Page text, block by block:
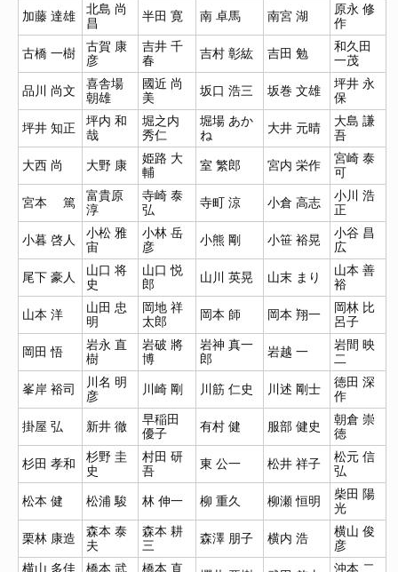
加藤 達雄
北島 尚
昌
半田 寛 南 卓馬 南宮 湖
原永 修
作
古橋 一樹
古賀 康
彦
吉井 千
春
吉村 彰紘 吉田 勉
和久田
一茂
品川 尚文
喜舎場
朝雄
國近 尚
美
坂口 浩三 坂巻 文雄
坪井 永
保
坪井 知正
坪内 和
哉
堀之内
秀仁
堀場 あか
ね
大井 元晴
大島 謙
吾
大西 尚
大野 康
姫路 大
輔
室 繁郎 宮内 栄作
宮崎 泰
可
宮本 篤
富貴原
淳
寺崎 泰
弘
寺町 涼 小倉 高志
小川 浩
正
小暮 啓人
小松 雅
宙
小林 岳
彦
小熊 剛 小笹 裕晃
小谷 昌
広
尾下 豪人
山口 将
史
山口 悦
郎
山川 英晃 山末 まり
山本 善
裕
山本 洋
山田 忠
明
岡地 祥
太郎
岡本 師 岡本 翔一
岡林 比
呂子
岡田 悟
岩永 直
樹
岩破 將
博
岩神 真一
郎
岩越 一
岩間 映
二
峯岸 裕司
川名 明
彦
川崎 剛 川筋 仁史 川述 剛士
徳田 深
作
掛屋 弘
新井 徹
早稲田
優子
有村 健 服部 健史
朝倉 崇
徳
杉田 孝和
杉野 圭
史
村田 研
吾
東 公一 松井 祥子
松元 信
弘
松本 健
松浦 駿 林 伸一 柳 重久 柳瀬 恒明
柴田 陽
光
栗林 康造
森本 泰
夫
森本 耕
三
森澤 朋子 横内 浩
横山 俊
彦
横山 多佳
橋本 武 橋本 直 沖本 二